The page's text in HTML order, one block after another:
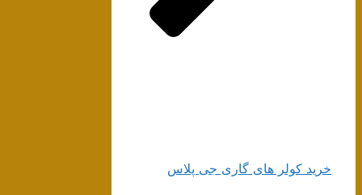
خرید کولر های گاری جی پلاس